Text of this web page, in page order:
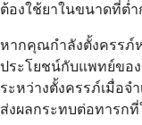
ต้องใช้ยาในขนาดที่ต่
หากคุณกำลังตั้งครรภ์
ประโยชน์กับแพทย์ของ
ระหว่างตั้งครรภ์เมื่อจ
ส่งผลกระทบต่อทารก